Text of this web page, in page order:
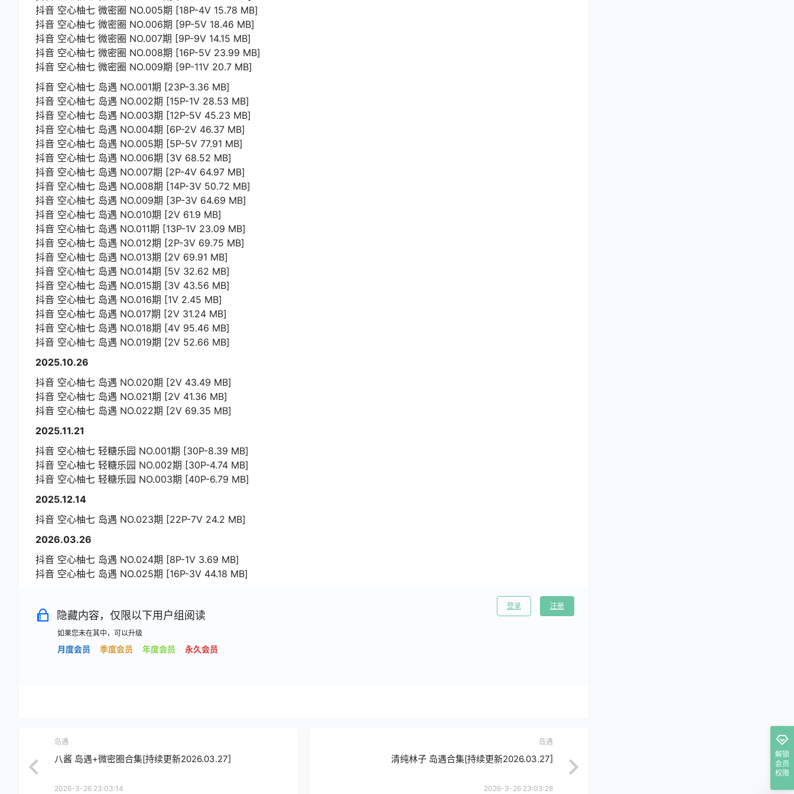
抖音 空心柚七 微密圈 NO.005期 [18P-4V 15.78 MB]
抖音 空心柚七 微密圈 NO.006期 [9P-5V 18.46 MB]
抖音 空心柚七 微密圈 NO.007期 [9P-9V 14.15 MB]
抖音 空心柚七 微密圈 NO.008期 [16P-5V 23.99 MB]
抖音 空心柚七 微密圈 NO.009期 [9P-11V 20.7 MB]
抖音 空心柚七 岛遇 NO.001期 [23P-3.36 MB]
抖音 空心柚七 岛遇 NO.002期 [15P-1V 28.53 MB]
抖音 空心柚七 岛遇 NO.003期 [12P-5V 45.23 MB]
抖音 空心柚七 岛遇 NO.004期 [6P-2V 46.37 MB]
抖音 空心柚七 岛遇 NO.005期 [5P-5V 77.91 MB]
抖音 空心柚七 岛遇 NO.006期 [3V 68.52 MB]
抖音 空心柚七 岛遇 NO.007期 [2P-4V 64.97 MB]
抖音 空心柚七 岛遇 NO.008期 [14P-3V 50.72 MB]
抖音 空心柚七 岛遇 NO.009期 [3P-3V 64.69 MB]
抖音 空心柚七 岛遇 NO.010期 [2V 61.9 MB]
抖音 空心柚七 岛遇 NO.011期 [13P-1V 23.09 MB]
抖音 空心柚七 岛遇 NO.012期 [2P-3V 69.75 MB]
抖音 空心柚七 岛遇 NO.013期 [2V 69.91 MB]
抖音 空心柚七 岛遇 NO.014期 [5V 32.62 MB]
抖音 空心柚七 岛遇 NO.015期 [3V 43.56 MB]
抖音 空心柚七 岛遇 NO.016期 [1V 2.45 MB]
抖音 空心柚七 岛遇 NO.017期 [2V 31.24 MB]
抖音 空心柚七 岛遇 NO.018期 [4V 95.46 MB]
抖音 空心柚七 岛遇 NO.019期 [2V 52.66 MB]
2025.10.26
抖音 空心柚七 岛遇 NO.020期 [2V 43.49 MB]
抖音 空心柚七 岛遇 NO.021期 [2V 41.36 MB]
抖音 空心柚七 岛遇 NO.022期 [2V 69.35 MB]
2025.11.21
抖音 空心柚七 轻糖乐园 NO.001期 [30P-8.39 MB]
抖音 空心柚七 轻糖乐园 NO.002期 [30P-4.74 MB]
抖音 空心柚七 轻糖乐园 NO.003期 [40P-6.79 MB]
2025.12.14
抖音 空心柚七 岛遇 NO.023期 [22P-7V 24.2 MB]
2026.03.26
抖音 空心柚七 岛遇 NO.024期 [8P-1V 3.69 MB]
抖音 空心柚七 岛遇 NO.025期 [16P-3V 44.18 MB]
隐藏内容，仅限以下用户组阅读
如果您未在其中，可以升级
月度会员 季度会员 年度会员 永久会员
登录 注册
岛遇
八酱 岛遇+微密圈合集[持续更新2026.03.27]
2026-3-26 23:03:14
岛遇
清纯林子 岛遇合集[持续更新2026.03.27]
2026-3-26 23:03:28
解锁
会员
权限